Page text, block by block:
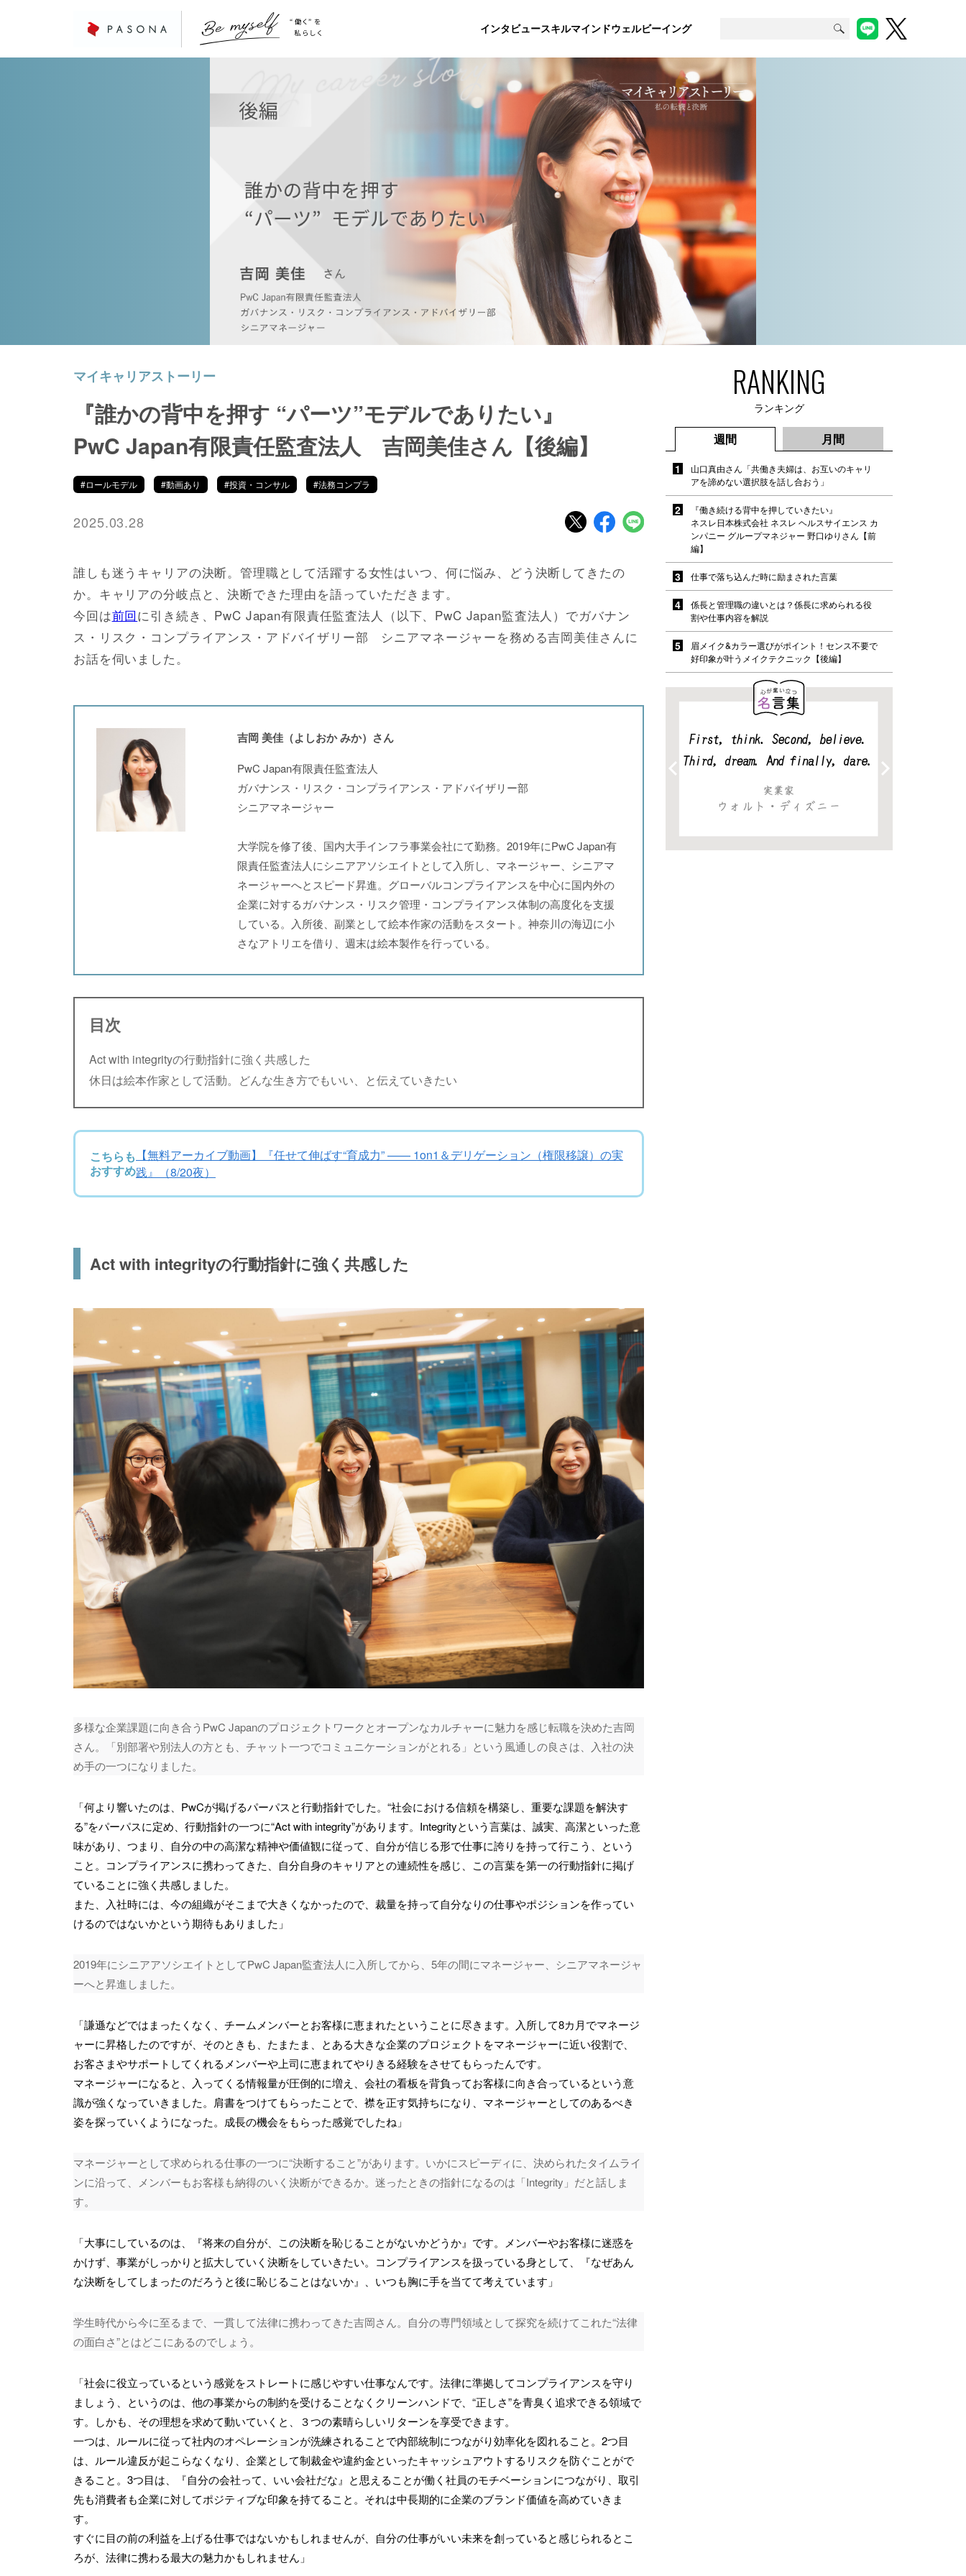
インタビュースキルマインドウェルビーイング
マイキャリアストーリー
『誰かの背中を押す “パーツ”モデルでありたい』
PwC Japan有限責任監査法人 吉岡美佳さん【後編】
#ロールモデル #動画あり #投資・コンサル #法務コンプラ
2025.03.28
誰しも迷うキャリアの決断。管理職として活躍する女性はいつ、何に悩み、どう決断してきたの
か。キャリアの分岐点と、決断できた理由を語っていただきます。
今回は前回に引き続き、PwC Japan有限責任監査法人（以下、PwC Japan監査法人）でガバナン
ス・リスク・コンプライアンス・アドバイザリー部 シニアマネージャーを務める吉岡美佳さんに
お話を伺いました。
吉岡 美佳（よしおか みか）さん
PwC Japan有限責任監査法人
ガバナンス・リスク・コンプライアンス・アドバイザリー部
シニアマネージャー
大学院を修了後、国内大手インフラ事業会社にて勤務。2019年にPwC Japan有
限責任監査法人にシニアアソシエイトとして入所し、マネージャー、シニアマ
ネージャーへとスピード昇進。グローバルコンプライアンスを中心に国内外の
企業に対するガバナンス・リスク管理・コンプライアンス体制の高度化を支援
している。入所後、副業として絵本作家の活動をスタート。神奈川の海辺に小
さなアトリエを借り、週末は絵本製作を行っている。
目次
Act with integrityの行動指針に強く共感した
休日は絵本作家として活動。どんな生き方でもいい、と伝えていきたい
こちらも
おすすめ
【無料アーカイブ動画】『任せて伸ばす“育成力” —— 1on1＆デリゲーション（権限移譲）の実
践』（8/20夜）
Act with integrityの行動指針に強く共感した
多様な企業課題に向き合うPwC Japanのプロジェクトワークとオープンなカルチャーに魅力を感じ転職を決めた吉岡
さん。「別部署や別法人の方とも、チャット一つでコミュニケーションがとれる」という風通しの良さは、入社の決
め手の一つになりました。
「何より響いたのは、PwCが掲げるパーパスと行動指針でした。“社会における信頼を構築し、重要な課題を解決す
る”をパーパスに定め、行動指針の一つに“Act with integrity”があります。Integrityという言葉は、誠実、高潔といった意
味があり、つまり、自分の中の高潔な精神や価値観に従って、自分が信じる形で仕事に誇りを持って行こう、という
こと。コンプライアンスに携わってきた、自分自身のキャリアとの連続性を感じ、この言葉を第一の行動指針に掲げ
ていることに強く共感しました。
また、入社時には、今の組織がそこまで大きくなかったので、裁量を持って自分なりの仕事やポジションを作ってい
けるのではないかという期待もありました」
2019年にシニアアソシエイトとしてPwC Japan監査法人に入所してから、5年の間にマネージャー、シニアマネージャ
ーへと昇進しました。
「謙遜などではまったくなく、チームメンバーとお客様に恵まれたということに尽きます。入所して8カ月でマネージ
ャーに昇格したのですが、そのときも、たまたま、とある大きな企業のプロジェクトをマネージャーに近い役割で、
お客さまやサポートしてくれるメンバーや上司に恵まれてやりきる経験をさせてもらったんです。
マネージャーになると、入ってくる情報量が圧倒的に増え、会社の看板を背負ってお客様に向き合っているという意
識が強くなっていきました。肩書をつけてもらったことで、襟を正す気持ちになり、マネージャーとしてのあるべき
姿を探っていくようになった。成長の機会をもらった感覚でしたね」
マネージャーとして求められる仕事の一つに“決断すること”があります。いかにスピーディに、決められたタイムライ
ンに沿って、メンバーもお客様も納得のいく決断ができるか。迷ったときの指針になるのは「Integrity」だと話しま
す。
「大事にしているのは、『将来の自分が、この決断を恥じることがないかどうか』です。メンバーやお客様に迷惑を
かけず、事業がしっかりと拡大していく決断をしていきたい。コンプライアンスを扱っている身として、『なぜあん
な決断をしてしまったのだろうと後に恥じることはないか』、いつも胸に手を当てて考えています」
学生時代から今に至るまで、一貫して法律に携わってきた吉岡さん。自分の専門領域として探究を続けてこれた“法律
の面白さ”とはどこにあるのでしょう。
「社会に役立っているという感覚をストレートに感じやすい仕事なんです。法律に準拠してコンプライアンスを守り
ましょう、というのは、他の事業からの制約を受けることなくクリーンハンドで、“正しさ”を青臭く追求できる領域で
す。しかも、その理想を求めて動いていくと、３つの素晴らしいリターンを享受できます。
一つは、ルールに従って社内のオペレーションが洗練されることで内部統制につながり効率化を図れること。2つ目
は、ルール違反が起こらなくなり、企業として制裁金や違約金といったキャッシュアウトするリスクを防ぐことがで
きること。3つ目は、『自分の会社って、いい会社だな』と思えることが働く社員のモチベーションにつながり、取引
先も消費者も企業に対してポジティブな印象を持てること。それは中長期的に企業のブランド価値を高めていきま
す。
すぐに目の前の利益を上げる仕事ではないかもしれませんが、自分の仕事がいい未来を創っていると感じられるとこ
ろが、法律に携わる最大の魅力かもしれません」
RANKING
ランキング
週間 月間
山口真由さん「共働き夫婦は、お互いのキャリ
アを諦めない選択肢を話し合おう」
『働き続ける背中を押していきたい』
ネスレ日本株式会社 ネスレ ヘルスサイエンス カ
ンパニー グループマネジャー 野口ゆりさん【前
編】
仕事で落ち込んだ時に励まされた言葉
係長と管理職の違いとは？係長に求められる役
割や仕事内容を解説
眉メイク&カラー選びがポイント！センス不要で
好印象が叶うメイクテクニック【後編】